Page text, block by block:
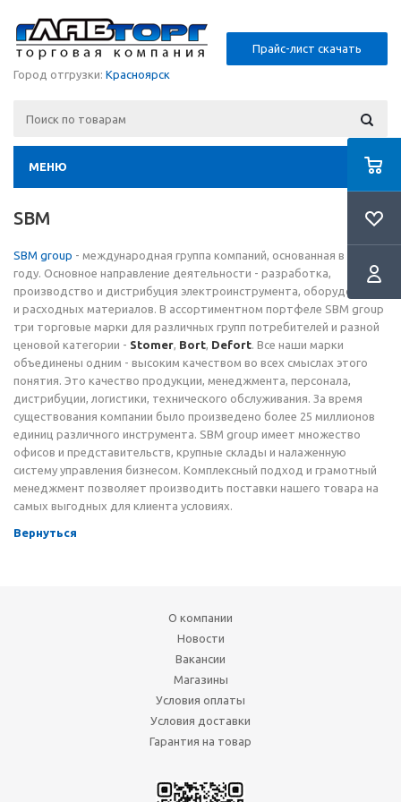
Прайс-лист скачать
Город отгрузки: Красноярск
МЕНЮ
SBM
SBM group - международная группа компаний, основанная в 1996
году. Основное направление деятельности - разработка,
производство и дистрибуция электроинструмента, оборудования
и расходных материалов. В ассортиментном портфеле SBM group
три торговые марки для различных групп потребителей и разной
ценовой категории - Stomer, Bort, Defort. Все наши марки
объединены одним - высоким качеством во всех смыслах этого
понятия. Это качество продукции, менеджмента, персонала,
дистрибуции, логистики, технического обслуживания. За время
существования компании было произведено более 25 миллионов
единиц различного инструмента. SBM group имеет множество
офисов и представительств, крупные склады и налаженную
систему управления бизнесом. Комплексный подход и грамотный
менеджмент позволяет производить поставки нашего товара на
самых выгодных для клиента условиях.
Вернуться
О компании
Новости
Вакансии
Магазины
Условия оплаты
Условия доставки
Гарантия на товар